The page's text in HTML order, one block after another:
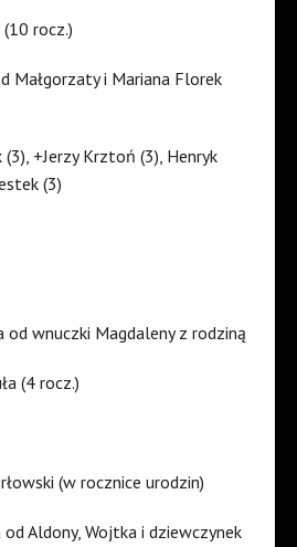
rocz.)
Małgorzaty i Mariana Florek
+Jerzy Krztoń (3), Henryk
(3)
od wnuczki Magdaleny z rodziną
(4 rocz.)
(w rocznice urodzin)
od Aldony, Wojtka i dziewczynek